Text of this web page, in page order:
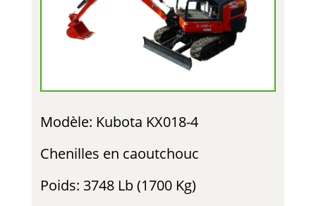
Modèle: Kubota KX018-4
Chenilles en caoutchouc
Poids: 3748 Lb (1700 Kg)